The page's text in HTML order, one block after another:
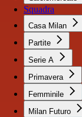
Squadra
Casa Milan
Partite
Serie A
Primavera
Femminile
Milan Futuro